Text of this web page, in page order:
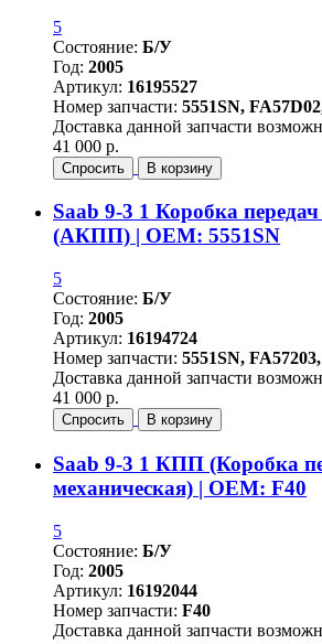
5
Состояние: Б/У
Год: 2005
Артикул: 16195527
Номер запчасти: 5551SN,
Доставка данной запчасти
41 000 р.
Спросить В корзину
Saab 9-3 1 Коробка
(АКПП) | OEM: 5551SN
5
Состояние: Б/У
Год: 2005
Артикул: 16194724
Номер запчасти: 5551SN,
Доставка данной запчасти
41 000 р.
Спросить В корзину
Saab 9-3 1 КПП (Коробка
механическая) | OEM: F40
5
Состояние: Б/У
Год: 2005
Артикул: 16192044
Номер запчасти: F40
Доставка данной запчасти